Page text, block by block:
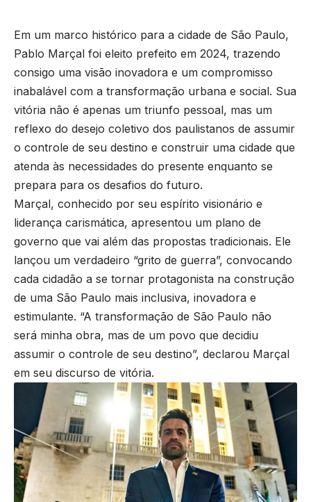
Em um marco histórico para a cidade de São Paulo,
Pablo Marçal foi eleito prefeito em 2024, trazendo
consigo uma visão inovadora e um compromisso
inabalável com a transformação urbana e social. Sua
vitória não é apenas um triunfo pessoal, mas um
reflexo do desejo coletivo dos paulistanos de assumir
o controle de seu destino e construir uma cidade que
atenda às necessidades do presente enquanto se
prepara para os desafios do futuro.
Marçal, conhecido por seu espírito visionário e
liderança carismática, apresentou um plano de
governo que vai além das propostas tradicionais. Ele
lançou um verdadeiro “grito de guerra”, convocando
cada cidadão a se tornar protagonista na construção
de uma São Paulo mais inclusiva, inovadora e
estimulante. “A transformação de São Paulo não
será minha obra, mas de um povo que decidiu
assumir o controle de seu destino”, declarou Marçal
em seu discurso de vitória.